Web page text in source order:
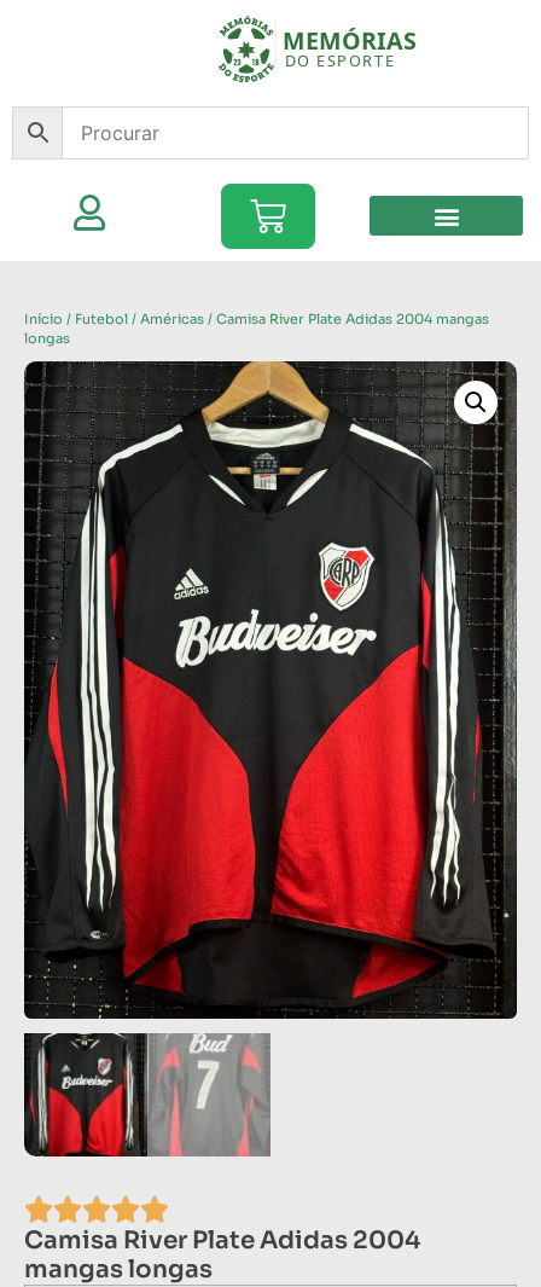
Início / Futebol / Américas / Camisa River Plate Adidas 2004 mangas
longas
Camisa River Plate Adidas 2004
mangas longas